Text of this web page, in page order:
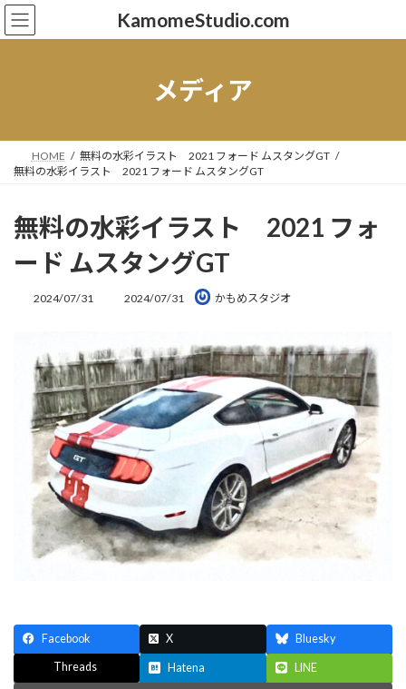
コ
ン
ナ
ビ
KamomeStudio.com
メディア
HOME
無料の水彩イラスト 2021 フォード ムスタングGT
無料の水彩イラスト 2021 フォード ムスタングGT
無料の水彩イラスト 2021 フォ
ード ムスタングGT
2024/07/31
最
日
時
:
2024/07/31 かもめスタジオ
Facebook X Bluesky
Threads Hatena LINE